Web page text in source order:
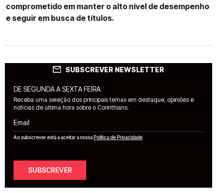
comprometido em manter o alto nível de desempenho
e seguir em busca de títulos.
SUBSCREVER NEWSLETTER
DE SEGUNDA A SEXTA FEIRA
Receba uma seleção dos principais temas em destaque, opiniões e
notícias de última hora sobre o Corinthians.
Email
Ao subscrever está a aceitar a nossaPolítica de Privacidade
SUBSCREVER